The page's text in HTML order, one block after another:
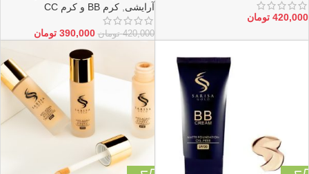
420,000 تومان
آرایشی کرم BB و کرم CC
420,000 تومان 390,000 تومان